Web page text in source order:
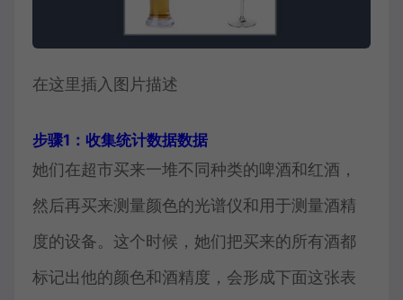
在这里插入图片描述
步骤1：收集统计数据数据
她们在超市买来一堆不同种类的啤酒和红酒，
然后再买来测量颜色的光谱仪和用于测量酒精
度的设备。这个时候，她们把买来的所有酒都
标记出他的颜色和酒精度，会形成下面这张表